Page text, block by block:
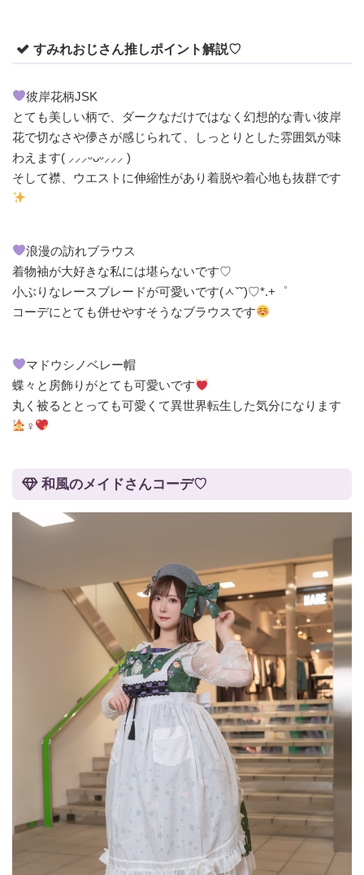
すみれおじさん推しポイント解説♡
彼岸花柄JSK
とても美しい柄で、ダークなだけではなく幻想的な青い彼岸
花で切なさや儚さが感じられて、しっとりとした雰囲気が味
わえます( ⸝⸝⸝ᵕᴗᵕ⸝⸝⸝ )
そして襟、ウエストに伸縮性があり着脱や着心地も抜群です
浪漫の訪れブラウス
着物袖が大好きな私には堪らないです♡
小ぶりなレースブレードが可愛いです(ㅅ˘˘)♡*.+゜
コーデにとても併せやすそうなブラウスです
マドウシノベレー帽
蝶々と房飾りがとても可愛いです
丸く被るととっても可愛くて異世界転生した気分になります
‍♀
和風のメイドさんコーデ♡